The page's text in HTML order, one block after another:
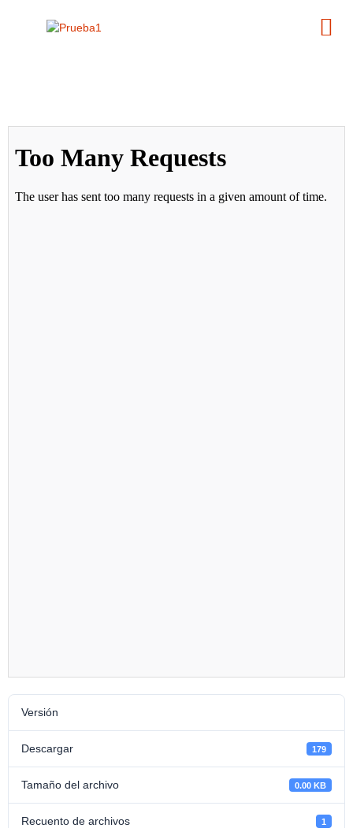
Versión
Descargar 179
Tamaño del archivo 0.00 KB
Recuento de archivos 1